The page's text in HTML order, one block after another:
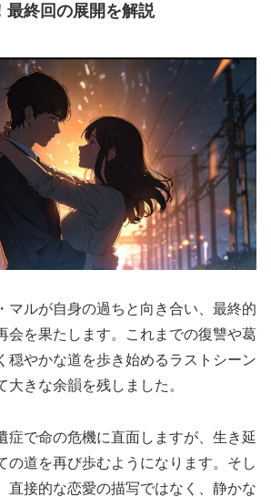
最終回の展開を解説
マルが自身の過ちと向き合い、最終的
会を果たします。これまでの復讐や葛
穏やかな道を歩き始めるラストシーン
大きな余韻を残しました。
症で命の危機に直面しますが、生き延
の道を再び歩むようになります。そし
直接的な恋愛の描写ではなく、静かな